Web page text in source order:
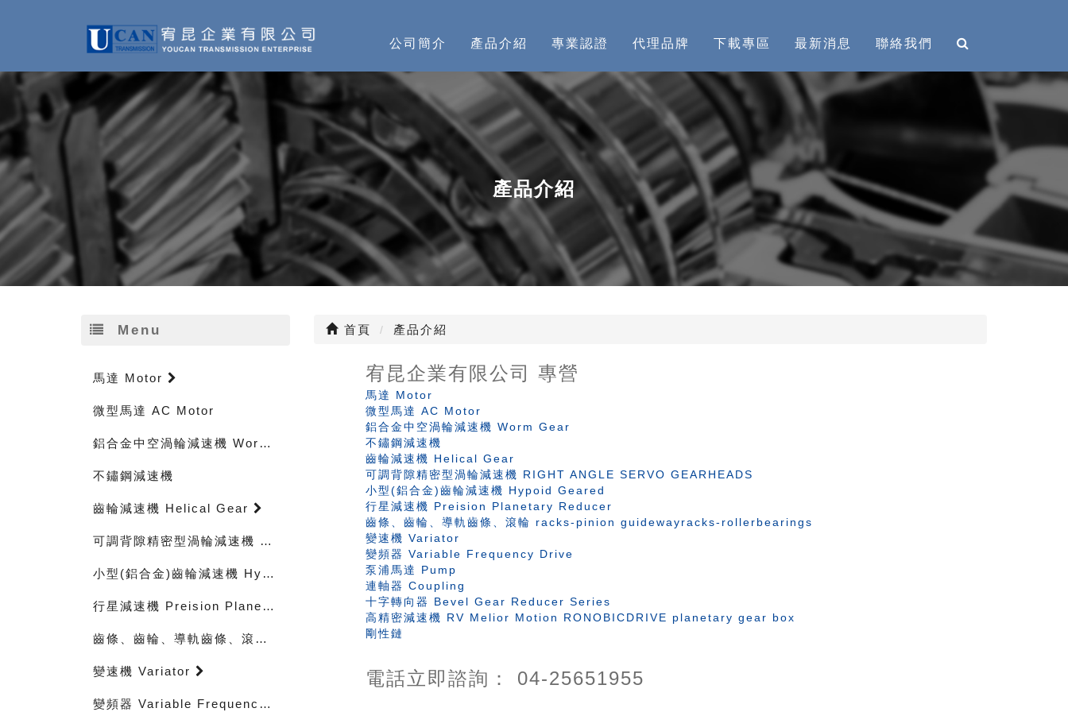
公司簡介 產品介紹 專業認證 代理品牌 下載專區 最新消息 聯絡我們
產品介紹
Menu
馬達 Motor
微型馬達 AC Motor
鋁合金中空渦輪減速機 Worm Gear
不鏽鋼減速機
齒輪減速機 Helical Gear
可調背隙精密型渦輪減速機 RIGHT ANGLE SERVO GEARHEADS
小型(鋁合金)齒輪減速機 Hypoid Geared
行星減速機 Preision Planetary Reducer
齒條、齒輪、導軌齒條、滾輪 racks-pinion guidewayracks-rollerbearings
變速機 Variator
變頻器 Variable Frequency Drive
首頁 產品介紹
宥昆企業有限公司 專營
馬達 Motor
微型馬達 AC Motor
鋁合金中空渦輪減速機 Worm Gear
不鏽鋼減速機
齒輪減速機 Helical Gear
可調背隙精密型渦輪減速機 RIGHT ANGLE SERVO GEARHEADS
小型(鋁合金)齒輪減速機 Hypoid Geared
行星減速機 Preision Planetary Reducer
齒條、齒輪、導軌齒條、滾輪 racks-pinion guidewayracks-rollerbearings
變速機 Variator
變頻器 Variable Frequency Drive
泵浦馬達 Pump
連軸器 Coupling
十字轉向器 Bevel Gear Reducer Series
高精密減速機 RV Melior Motion RONOBICDRIVE planetary gear box
剛性鏈
電話立即諮詢： 04-25651955